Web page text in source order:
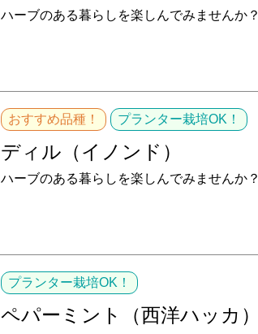
ハーブのある暮らしを楽しんでみませんか？
おすすめ品種！ プランター栽培OK！
ディル（イノンド）
ハーブのある暮らしを楽しんでみませんか？
プランター栽培OK！
ペパーミント（西洋ハッカ）